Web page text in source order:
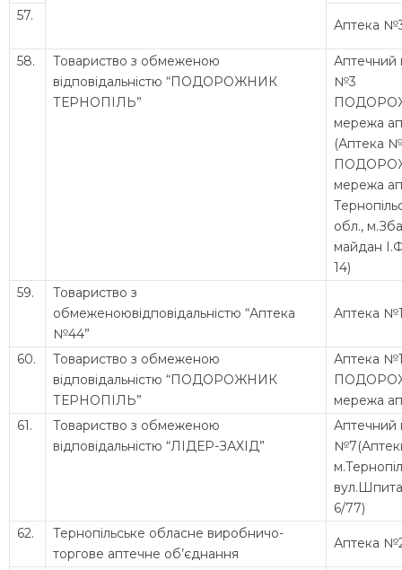
57.
Аптека
58.
Товариство з обмеженою
відповідальністю “ПОДОРОЖНИК
ТЕРНОПІЛЬ”
Аптечний
№3
мережа
(Аптека
мережа
обл.,
майдан
14)
59.
Товариство з
обмеженоювідповідальністю “Аптека
№44”
Аптека
60.
Товариство з обмеженою
відповідальністю “ПОДОРОЖНИК
ТЕРНОПІЛЬ”
Аптека
мережа
61.
Товариство з обмеженою
відповідальністю “ЛІДЕР-ЗАХІД”
Аптечний
6/77)
62.
Тернопільське обласне виробничо-
торгове аптечне об’єднання
Аптека